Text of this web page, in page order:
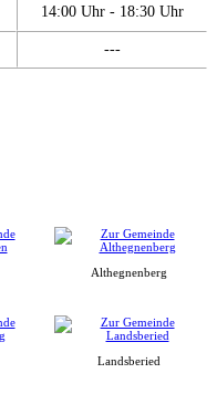
14:00 Uhr - 18:30 Uhr
---
Althegnenberg
Landsberied